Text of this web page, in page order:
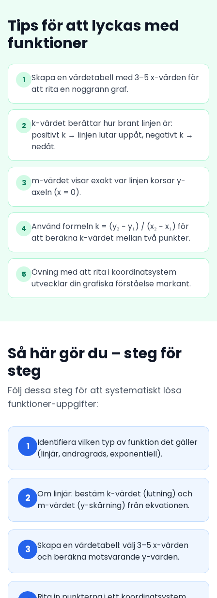
Tips för att lyckas med
funktioner
1
Skapa en värdetabell med 3–5 x-värden för
att rita en noggrann graf.
2
k-värdet berättar hur brant linjen är:
positivt k → linjen lutar uppåt, negativt k →
nedåt.
3
m-värdet visar exakt var linjen korsar y-
axeln (x = 0).
4 Använd formeln k = (y₂ − y₁) / (x₂ − x₁) för
att beräkna k-värdet mellan två punkter.
5 Övning med att rita i koordinatsystem
utvecklar din grafiska förståelse markant.
Så här gör du – steg för
steg
Följ dessa steg för att systematiskt lösa
funktioner-uppgifter:
1
Identifiera vilken typ av funktion det gäller
(linjär, andragrads, exponentiell).
2
Om linjär: bestäm k-värdet (lutning) och
m-värdet (y-skärning) från ekvationen.
3
Skapa en värdetabell: välj 3–5 x-värden
och beräkna motsvarande y-värden.